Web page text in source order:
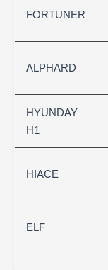
FORTUNER
ALPHARD
HYUNDAY
H1
HIACE
ELF